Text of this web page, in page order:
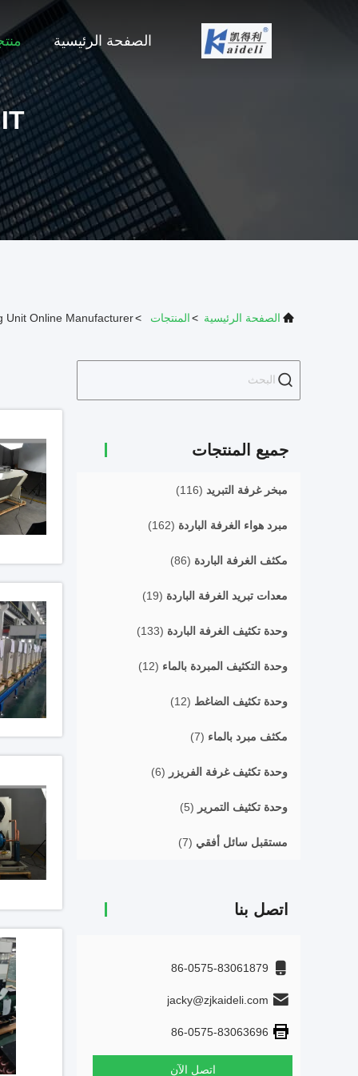
الصفحة الرئيسية
الصفحة الرئيسية >المنتجات >
Unit Online Manufacturer
جميع المنتجات
مبخر غرفة التبريد (116)
مبرد هواء الغرفة الباردة (162)
مكثف الغرفة الباردة (86)
معدات تبريد الغرفة الباردة (19)
وحدة تكثيف الغرفة الباردة (133)
وحدة التكثيف المبردة بالماء (12)
وحدة تكثيف الضاغط (12)
مكثف مبرد بالماء (7)
وحدة تكثيف غرفة الفريزر (6)
وحدة تكثيف التمرير (5)
مستقبل سائل أفقي (7)
اتصل بنا
86-0575-83061879
jacky@zjkaideli.com
86-0575-83063696
اتصل الآن